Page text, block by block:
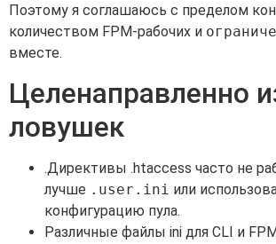
Поэтому я соглашаюсь с пределом
количеством FPM-рабочих и
вместе.
Целенаправленно
ловушек
.Директивы .htaccess часто не
лучше .user.ini или
конфигурацию пула.
Различные файлы ini для CLI и